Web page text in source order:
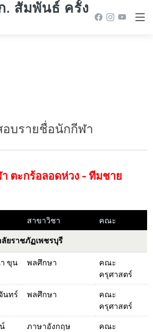
. สัมพันธ์ ครั้ง
อบรายชื่อนักกีฬา
ตะกร้อลอดห่วง - ทีมชาย
สาขาวิชา
คณะ
ยราชภัฏเพชรบุรี
ขุน
พลศึกษา
คณะ
ครุศาสตร์
นทร์
พลศึกษา
คณะ
ครุศาสตร์
ภาษาอังกฤษ
คณะ